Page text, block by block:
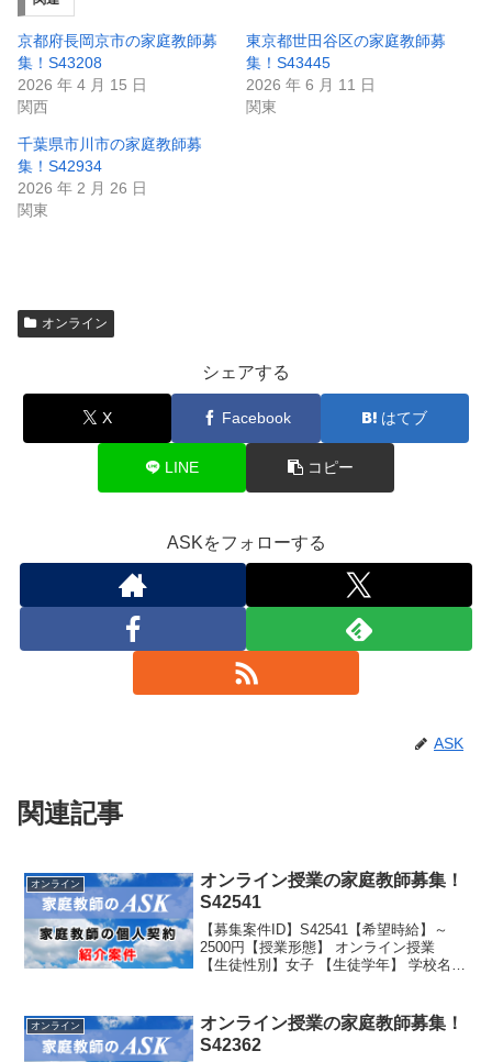
京都府長岡京市の家庭教師募
集！S43208
2026 年 4 月 15 日
関西
東京都世田谷区の家庭教師募
集！S43445
2026 年 6 月 11 日
関東
千葉県市川市の家庭教師募
集！S42934
2026 年 2 月 26 日
関東
オンライン
シェアする
X Facebook はてブ
LINE コピー
ASKをフォローする
ASK
関連記事
オンライン
オンライン授業の家庭教師募集！
S42541
【募集案件ID】S42541【希望時給】～
2500円【授業形態】 オンライン授業
【生徒性別】女子 【生徒学年】 学校名：
オンライン
オンライン授業の家庭教師募集！
S42362